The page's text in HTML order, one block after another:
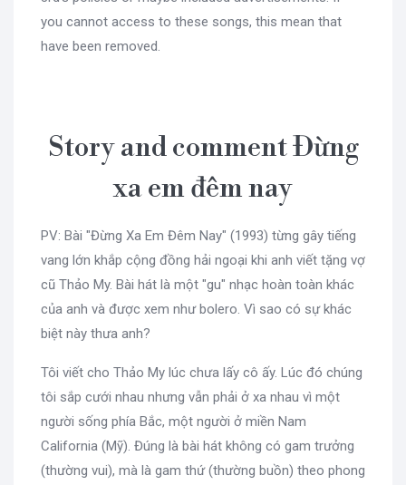
you cannot access to these songs, this mean that
have been removed.
Story and comment Đừng
xa em đêm nay
PV: Bài "Đừng Xa Em Đêm Nay" (1993) từng gây tiếng
vang lớn khắp cộng đồng hải ngoại khi anh viết tặng vợ
cũ Thảo My. Bài hát là một "gu" nhạc hoàn toàn khác
của anh và được xem như bolero. Vì sao có sự khác
biệt này thưa anh?
Tôi viết cho Thảo My lúc chưa lấy cô ấy. Lúc đó chúng
tôi sắp cưới nhau nhưng vẫn phải ở xa nhau vì một
người sống phía Bắc, một người ở miền Nam
California (Mỹ). Đúng là bài hát không có gam trưởng
(thường vui), mà là gam thứ (thường buồn) theo phong